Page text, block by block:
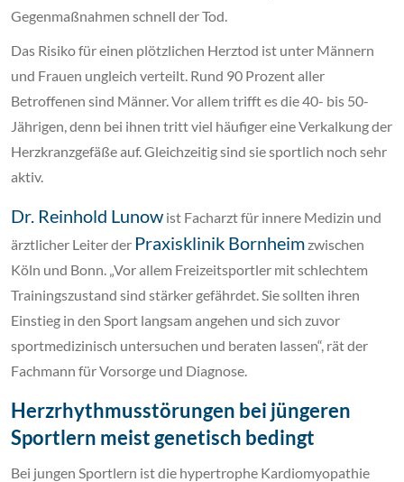
Gegenmaßnahmen schnell der Tod.
Das Risiko für einen plötzlichen Herztod ist unter Männern
und Frauen ungleich verteilt. Rund 90 Prozent aller
Betroffenen sind Männer. Vor allem trifft es die 40- bis 50-
Jährigen, denn bei ihnen tritt viel häufiger eine Verkalkung der
Herzkranzgefäße auf. Gleichzeitig sind sie sportlich noch sehr
aktiv.
Dr. Reinhold Lunow ist Facharzt für innere Medizin und
ärztlicher Leiter der Praxisklinik Bornheimzwischen
Köln und Bonn. „Vor allem Freizeitsportler mit schlechtem
Trainingszustand sind stärker gefährdet. Sie sollten ihren
Einstieg in den Sport langsam angehen und sich zuvor
sportmedizinisch untersuchen und beraten lassen“, rät der
Fachmann für Vorsorge und Diagnose.
Herzrhythmusstörungen bei jüngeren
Sportlern meist genetisch bedingt
Bei jungen Sportlern ist die hypertrophe Kardiomyopathie